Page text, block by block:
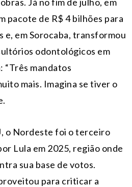
pacote de R$ 4 bilhões para
e, em Sorocaba, transformou
odontológicos em
“Três mandatos
mais. Imagina se tiver o
o Nordeste foi o terceiro
Lula em 2025, região onde
sua base de votos.
para criticar a